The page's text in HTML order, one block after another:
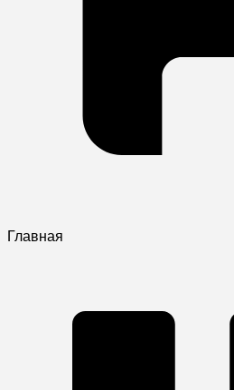
Главная